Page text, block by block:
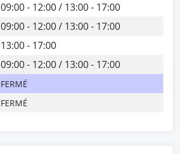
09:00 - 12:00 / 13:00 - 17:00
09:00 - 12:00 / 13:00 - 17:00
13:00 - 17:00
09:00 - 12:00 / 13:00 - 17:00
FERMÉ
FERMÉ